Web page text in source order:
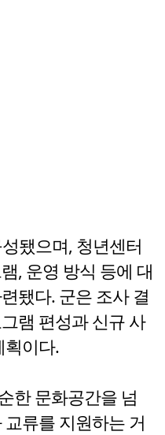
됐으며, 청년센터
, 운영 방식 등에 대
됐다. 군은 조사 결
램 편성과 신규 사
획이다.
한 문화공간을 넘
류를 지원하는 거